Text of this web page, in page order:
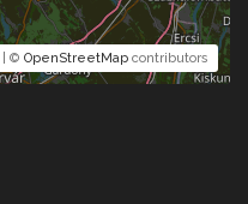
| © OpenStreetMap contributors